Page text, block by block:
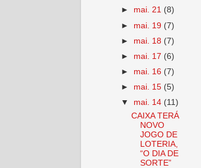
► mai. 21 (8)
► mai. 19 (7)
► mai. 18 (7)
► mai. 17 (6)
► mai. 16 (7)
► mai. 15 (5)
▼ mai. 14 (11)
CAIXA TERÁ
NOVO
JOGO DE
LOTERIA,
“O DIA DE
SORTE”